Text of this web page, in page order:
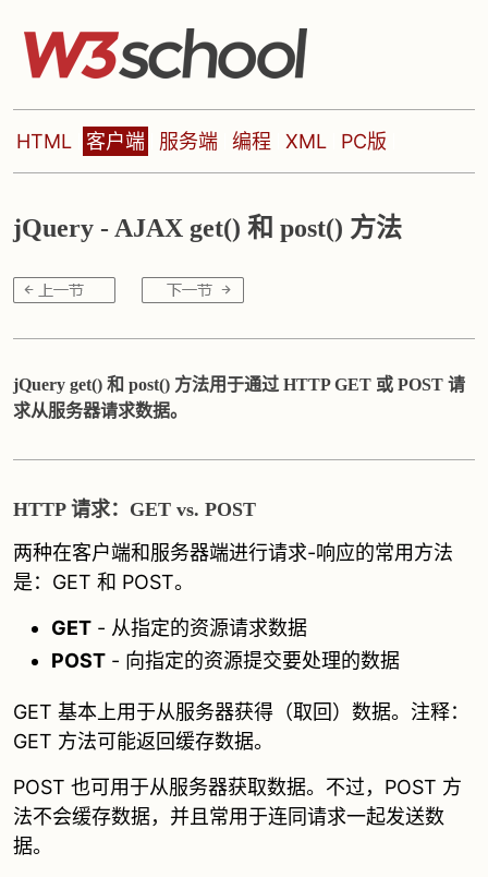
HTML 客户端 服务端 编程 XML PC版
jQuery - AJAX get() 和 post() 方法
jQuery get() 和 post() 方法用于通过 HTTP GET 或 POST 请
求从服务器请求数据。
HTTP 请求：GET vs. POST
两种在客户端和服务器端进行请求-响应的常用方法
是：GET 和 POST。
GET - 从指定的资源请求数据
POST - 向指定的资源提交要处理的数据
GET 基本上用于从服务器获得（取回）数据。注释：
GET 方法可能返回缓存数据。
POST 也可用于从服务器获取数据。不过，POST 方
法不会缓存数据，并且常用于连同请求一起发送数
据。